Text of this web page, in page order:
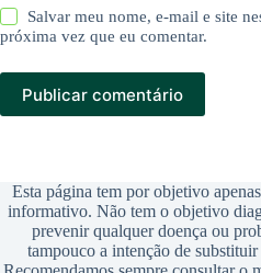
Salvar meu nome, e-mail e site
próxima vez que eu comentar.
Publicar comentário
Esta página tem por objetivo
informativo. Não tem o objetivo
prevenir qualquer doença ou
tampouco a intenção de